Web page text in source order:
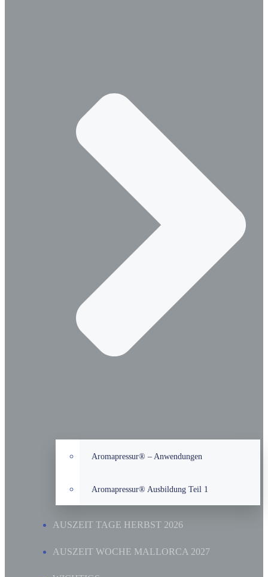
Aromapressur® – Anwendungen
Aromapressur® Ausbildung Teil 1
AUSZEIT TAGE HERBST 2026
AUSZEIT WOCHE MALLORCA 2027